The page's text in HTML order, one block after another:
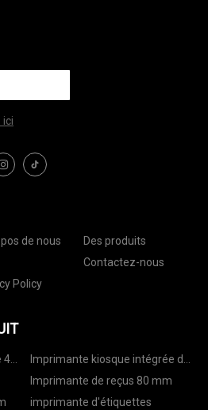
ici
de nous
Des produits
Contactez-nous
Policy
4
Imprimante kiosque intégrée de
80 mm
Imprimante de reçus 80 mm
imprimante d'étiquettes